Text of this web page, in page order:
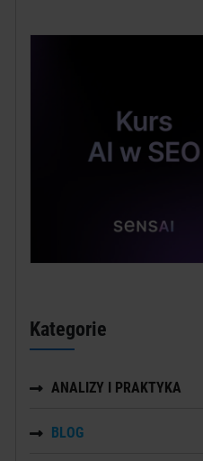
Kategorie
ANALIZY I PRAKTYKA
BLOG